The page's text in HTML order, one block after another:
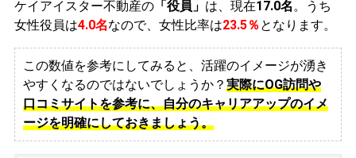
ケイアイスター不動産の「役員」 は、現在17.0名。うち
女性役員は4.0名なので、女性比率は23.5％ となります。
この数値を参考にしてみると、活躍のイメージが湧き
やすくなるのではないでしょうか？ 実際にOG訪問や
口コミサイトを参考に、自分のキャリアアップのイメ
ージを明確にしておきましょう。